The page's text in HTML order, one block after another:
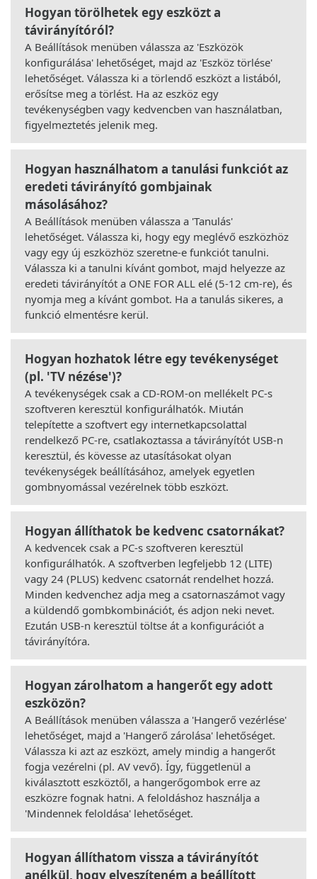
Hogyan törölhetek egy eszközt a
távirányítóról?
A Beállítások menüben válassza az 'Eszközök
konfigurálása' lehetőséget, majd az 'Eszköz törlése'
lehetőséget. Válassza ki a törlendő eszközt a listából,
erősítse meg a törlést. Ha az eszköz egy
tevékenységben vagy kedvencben van használatban,
figyelmeztetés jelenik meg.
Hogyan használhatom a tanulási funkciót az
eredeti távirányító gombjainak
másolásához?
A Beállítások menüben válassza a 'Tanulás'
lehetőséget. Válassza ki, hogy egy meglévő eszközhöz
vagy egy új eszközhöz szeretne-e funkciót tanulni.
Válassza ki a tanulni kívánt gombot, majd helyezze az
eredeti távirányítót a ONE FOR ALL elé (5-12 cm-re), és
nyomja meg a kívánt gombot. Ha a tanulás sikeres, a
funkció elmentésre kerül.
Hogyan hozhatok létre egy tevékenységet
(pl. 'TV nézése')?
A tevékenységek csak a CD-ROM-on mellékelt PC-s
szoftveren keresztül konfigurálhatók. Miután
telepítette a szoftvert egy internetkapcsolattal
rendelkező PC-re, csatlakoztassa a távirányítót USB-n
keresztül, és kövesse az utasításokat olyan
tevékenységek beállításához, amelyek egyetlen
gombnyomással vezérelnek több eszközt.
Hogyan állíthatok be kedvenc csatornákat?
A kedvencek csak a PC-s szoftveren keresztül
konfigurálhatók. A szoftverben legfeljebb 12 (LITE)
vagy 24 (PLUS) kedvenc csatornát rendelhet hozzá.
Minden kedvenchez adja meg a csatornaszámot vagy
a küldendő gombkombinációt, és adjon neki nevet.
Ezután USB-n keresztül töltse át a konfigurációt a
távirányítóra.
Hogyan zárolhatom a hangerőt egy adott
eszközön?
A Beállítások menüben válassza a 'Hangerő vezérlése'
lehetőséget, majd a 'Hangerő zárolása' lehetőséget.
Válassza ki azt az eszközt, amely mindig a hangerőt
fogja vezérelni (pl. AV vevő). Így, függetlenül a
kiválasztott eszköztől, a hangerőgombok erre az
eszközre fognak hatni. A feloldáshoz használja a
'Mindennek feloldása' lehetőséget.
Hogyan állíthatom vissza a távirányítót
anélkül, hogy elveszíteném a beállított